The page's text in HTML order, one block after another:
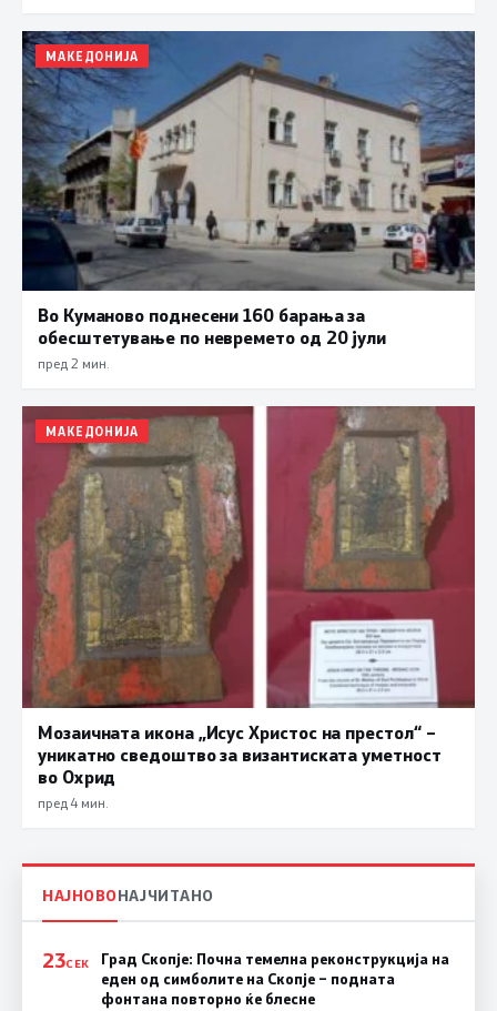
МАКЕДОНИЈА
Во Куманово поднесени 160 барања за
обесштетување по невремето од 20 јули
пред 2 мин.
МАКЕДОНИЈА
Мозаичната икона „Исус Христос на престол“ –
уникатно сведоштво за византиската уметност
во Охрид
пред 4 мин.
НАЈНОВОНАЈЧИТАНО
23СЕК
Град Скопје: Почна темелна реконструкција на
еден од симболите на Скопје – подната
фонтана повторно ќе блесне